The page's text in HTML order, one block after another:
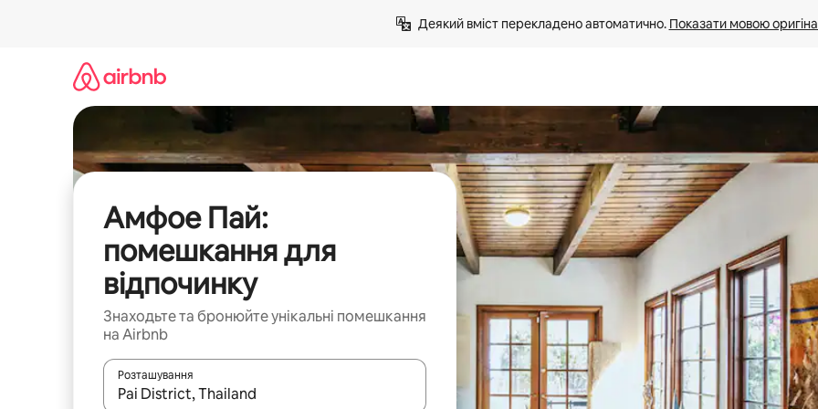
Деякий вміст перекладено автоматично. Показати мовою
Амфое Пай:
помешкання для
відпочинку
Знаходьте та бронюйте унікальні помешкання
на Airbnb
Розташування
Отримавши результати пошуку, використовуйте для навігації сторінкою клавіші зі стрілками вгору та вниз або